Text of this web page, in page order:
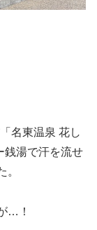
名東温泉 花し
銭湯で汗を流せ
…！